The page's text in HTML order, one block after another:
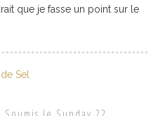
que je fasse un point sur le
Sel